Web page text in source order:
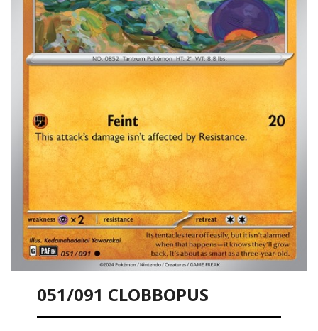
051/091 CLOBBOPUS